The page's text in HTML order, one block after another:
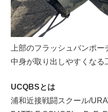
上部のフラッシュバンポ
中身が取り出しやすくなる
UCQBSとは
浦和近接戦闘スクール/